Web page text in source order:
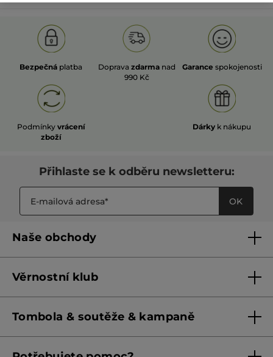
Bezpečná platba Doprava zdarma nad
990 Kč
Garance spokojenosti
Podmínky vrácení
zboží
Dárky k nákupu
Přihlaste se k odběru newsletteru:
OK
Naše obchody
Franšízing
Věrnostní klub
Pravidla věrnostního klubu od 1. 6. 2026
Tombola & soutěže & kampaně